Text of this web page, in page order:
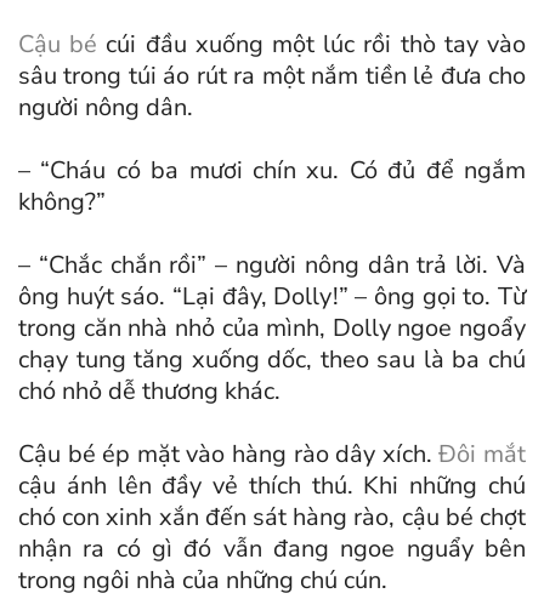
Cậu bé cúi đầu xuống một lúc rồi thò tay vào
sâu trong túi áo rút ra một nắm tiền lẻ đưa cho
người nông dân.
– “Cháu có ba mươi chín xu. Có đủ để ngắm
không?”
– “Chắc chắn rồi” – người nông dân trả lời. Và
ông huýt sáo. “Lại đây, Dolly!” – ông gọi to. Từ
trong căn nhà nhỏ của mình, Dolly ngoe ngoẩy
chạy tung tăng xuống dốc, theo sau là ba chú
chó nhỏ dễ thương khác.
Cậu bé ép mặt vào hàng rào dây xích.Đôi mắt
cậu ánh lên đầy vẻ thích thú. Khi những chú
chó con xinh xắn đến sát hàng rào, cậu bé chợt
nhận ra có gì đó vẫn đang ngoe nguẩy bên
trong ngôi nhà của những chú cún.